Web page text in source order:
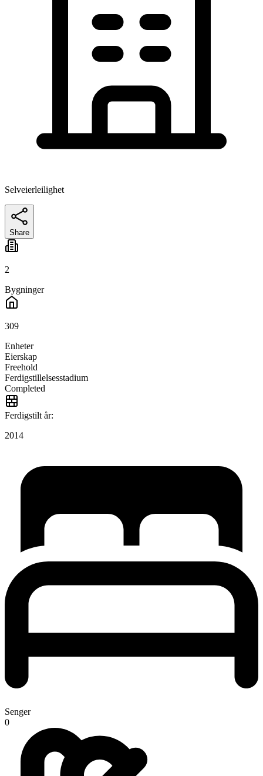
Selveierleilighet
Share
2
Bygninger
309
Enheter
Eierskap
Freehold
Ferdigstillelsesstadium
Completed
Ferdigstilt år:
2014
Senger
0